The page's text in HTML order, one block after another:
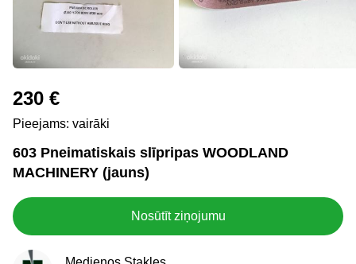
230 €
Pieejams: vairāki
603 Pneimatiskais slīpripas WOODLAND
MACHINERY (jauns)
Nosūtīt ziņojumu